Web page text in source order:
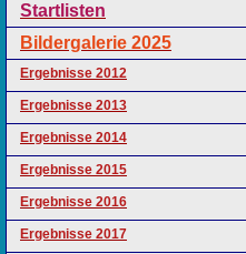
Startlisten
Bildergalerie 2025
Ergebnisse 2012
Ergebnisse 2013
Ergebnisse 2014
Ergebnisse 2015
Ergebnisse 2016
Ergebnisse 2017